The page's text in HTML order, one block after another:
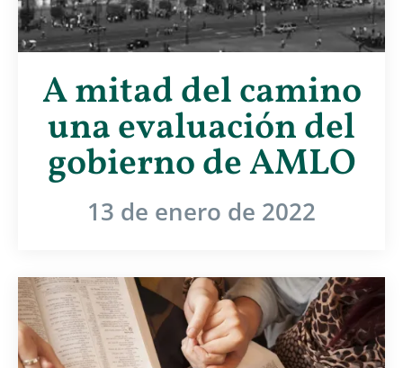
A mitad del camino
una evaluación del
gobierno de AMLO
13 de enero de 2022